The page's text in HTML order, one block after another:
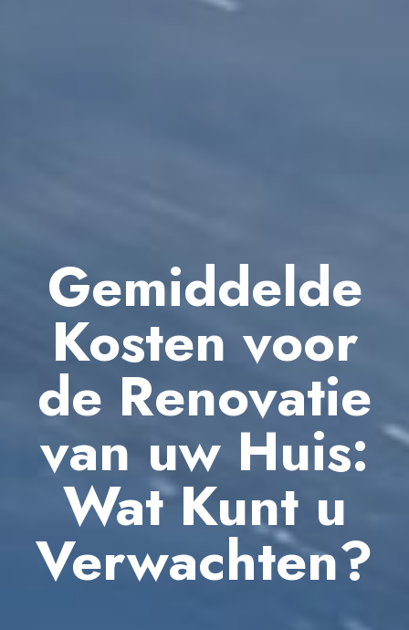
Gemiddelde
Kosten voor
de Renovatie
van uw Huis:
Wat Kunt u
Verwachten?